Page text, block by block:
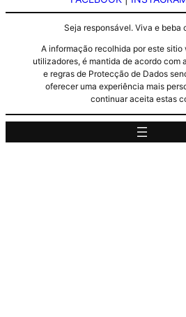
Seja responsável. Viva e beba
A informação recolhida por este sitio
utilizadores, é mantida de acordo com
e regras de Protecção de Dados
oferecer uma experiência mais
continuar aceita estas